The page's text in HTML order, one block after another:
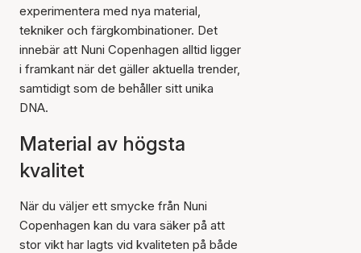
experimentera med nya material,
tekniker och färgkombinationer. Det
innebär att Nuni Copenhagen alltid ligger
i framkant när det gäller aktuella trender,
samtidigt som de behåller sitt unika
DNA.
Material av högsta
kvalitet
När du väljer ett smycke från Nuni
Copenhagen kan du vara säker på att
stor vikt har lagts vid kvaliteten på både